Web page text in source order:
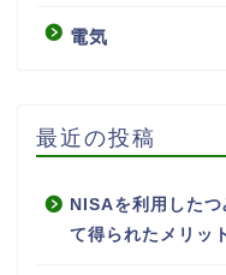
電気
最近の投稿
NISAを利用した
て得られたメリッ